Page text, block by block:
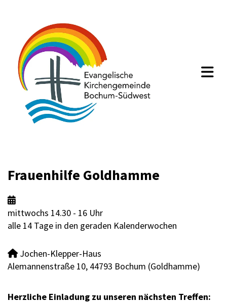
Frauenhilfe Goldhamme

mittwochs 14.30 - 16 Uhr
alle 14 Tage in den geraden Kalenderwochen
Jochen-Klepper-Haus
Alemannenstraße 10, 44793 Bochum (Goldhamme)
Herzliche Einladung zu unseren nächsten Treffen: